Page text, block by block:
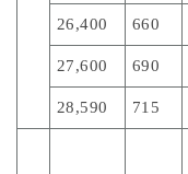
26,400 660
27,600 690
28,590 715